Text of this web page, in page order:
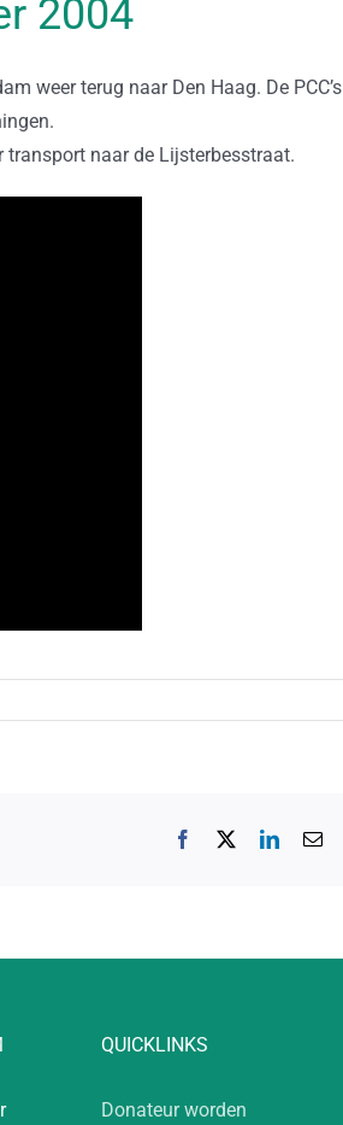
2004
weer terug naar Den Haag. De PCC’s
transport naar de Lijsterbesstraat.
Facebook LinkedIn
E-
QUICKLINKS
Donateur worden